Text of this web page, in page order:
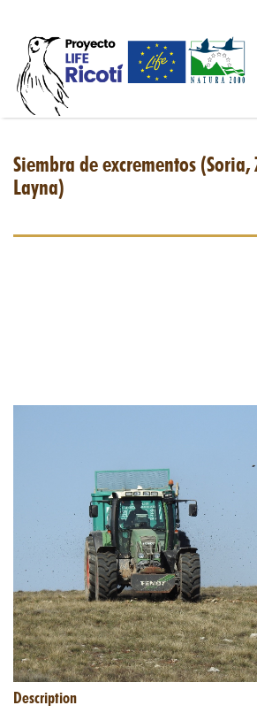
Siembra de excrementos (Soria,
Layna)
Description